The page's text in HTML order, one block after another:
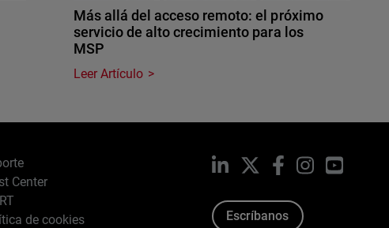
Más allá del acceso remoto: el próximo
servicio de alto crecimiento para los
MSP
Leer Artículo
Center
de cookies
LinkedIn Facebook
InstagramYouTube
Escríbanos